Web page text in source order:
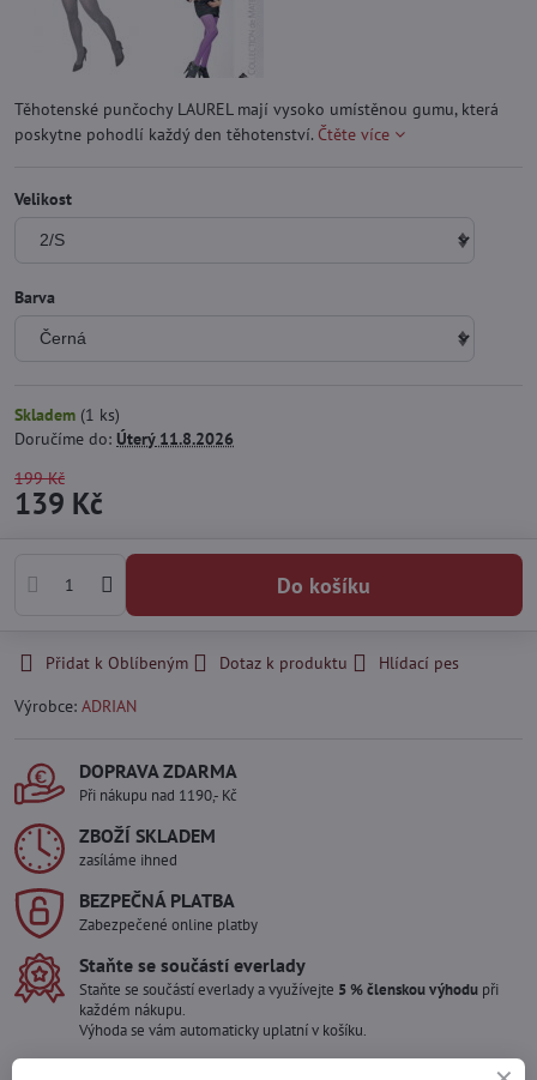
Těhotenské punčochy LAUREL mají vysoko umístěnou gumu, která
poskytne pohodlí každý den těhotenství. Čtěte více
Velikost
Barva
Skladem (1 ks)
Doručíme do: Úterý11.8.2026
199 Kč
139 Kč
Do košíku
Přidat k Oblíbeným Dotaz k produktu
Hlídací pes
Výrobce: ADRIAN
DOPRAVA ZDARMA
Při nákupu nad 1190,- Kč
ZBOŽÍ SKLADEM
zasíláme ihned
BEZPEČNÁ PLATBA
Zabezpečené online platby
Staňte se součástí everlady
Staňte se součástí everlady a využívejte 5 % členskou výhodu při
každém nákupu.
Výhoda se vám automaticky uplatní v košíku.